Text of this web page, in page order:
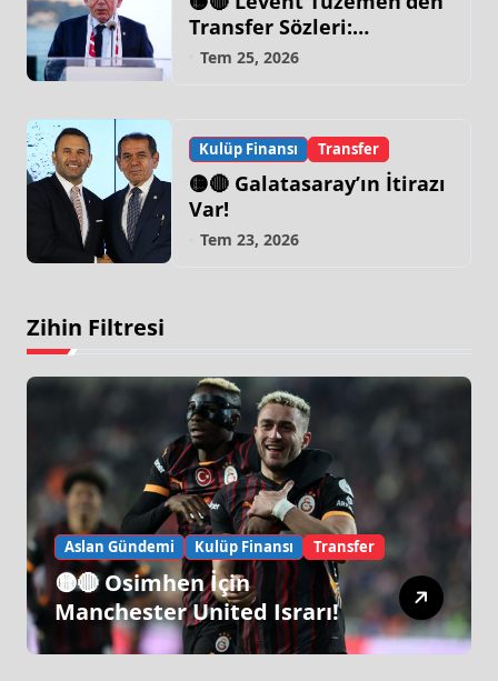
Transfer Sözleri:
“Galatasaray’ın Zirve
Tem 25, 2026
Kulüp Finansı Transfer
🟡🔴 Galatasaray’ın İtirazı
Var!
Tem 23, 2026
Zihin Filtresi
Aslan Gündemi Kulüp Finansı Transfer
🟡🔴 Osimhen İçin
Manchester United Israrı!